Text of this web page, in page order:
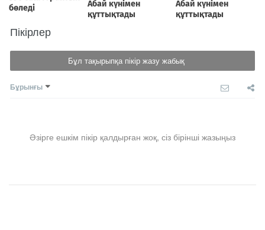
Пікірлер
Бұл тақырыпқа пікір жазу жабық
Бұрынғы
Әзірге ешкім пікір қалдырған жоқ, сіз бірінші жазыңыз